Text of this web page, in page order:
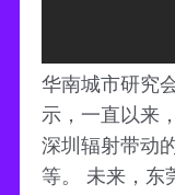
华南城市研究
示，一直以来
深圳辐射带动
等。 未来，东